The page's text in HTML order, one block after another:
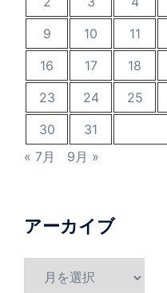
9
10 11
16
17 18
23
24 25
30
31
« 7月
9月 »
アーカイブ